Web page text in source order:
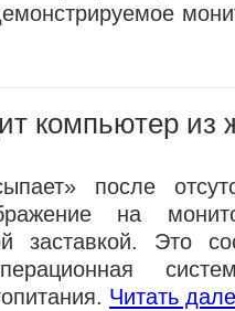
компьютер из
после
на
заставкой. Это
Читать